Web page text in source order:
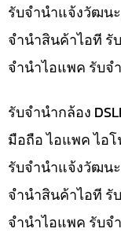
รับจํานําแจ้งวัฒนะ
จำนำสินค้าไอที รั
จำนำไอแพค รับจ
รับจำนำกล้อง
มือถือ ไอแพค ไอ
รับจํานําแจ้งวัฒนะ
จำนำสินค้าไอที รั
จำนำไอแพค รับจ